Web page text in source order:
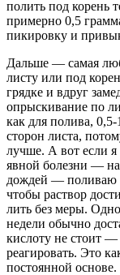
полить под корень
примерно 0,5
пикировку и
Дальше — самая
листу или под
грядке и вдруг
опрыскивание по
как для полива,
сторон листа,
лучше. А вот если я
явной болезни —
дождей — поливаю
чтобы раствор
лить без меры.
недели обычно
кислоту не стоит —
реагировать. Это
постоянной основе.